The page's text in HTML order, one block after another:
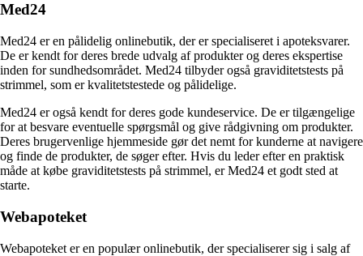
Med24
Med24 er en pålidelig onlinebutik, der er specialiseret i apoteksvarer.
De er kendt for deres brede udvalg af produkter og deres ekspertise
inden for sundhedsområdet. Med24 tilbyder også graviditetstests på
strimmel, som er kvalitetstestede og pålidelige.
Med24 er også kendt for deres gode kundeservice. De er tilgængelige
for at besvare eventuelle spørgsmål og give rådgivning om produkter.
Deres brugervenlige hjemmeside gør det nemt for kunderne at navigere
og finde de produkter, de søger efter. Hvis du leder efter en praktisk
måde at købe graviditetstests på strimmel, er Med24 et godt sted at
starte.
Webapoteket
Webapoteket er en populær onlinebutik, der specialiserer sig i salg af